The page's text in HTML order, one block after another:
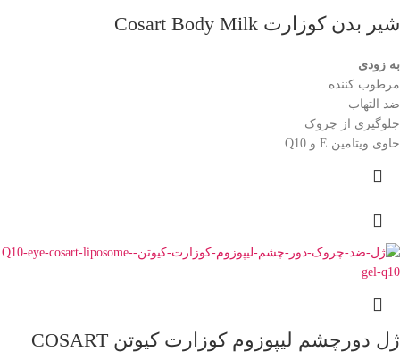
شیر بدن کوزارت Cosart Body Milk
به زودی
مرطوب کننده
ضد التهاب
جلوگیری از چروک
حاوی ویتامین E و Q10
ژل دورچشم لیپوزوم کوزارت کیوتن COSART